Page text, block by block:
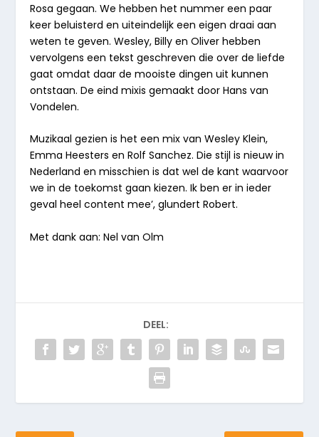
Rosa gegaan. We hebben het nummer een paar
keer beluisterd en uiteindelijk een eigen draai aan
weten te geven. Wesley, Billy en Oliver hebben
vervolgens een tekst geschreven die over de liefde
gaat omdat daar de mooiste dingen uit kunnen
ontstaan. De eind mixis gemaakt door Hans van
Vondelen.
Muzikaal gezien is het een mix van Wesley Klein,
Emma Heesters en Rolf Sanchez. Die stijl is nieuw in
Nederland en misschien is dat wel de kant waarvoor
we in de toekomst gaan kiezen. Ik ben er in ieder
geval heel content mee’, glundert Robert.
Met dank aan: Nel van Olm
DEEL: